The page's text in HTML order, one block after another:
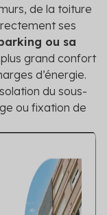
meilleurs
avec un
de la toiture
ses
ou sa
grand confort
d’énergie.
du sous-
ou fixation de